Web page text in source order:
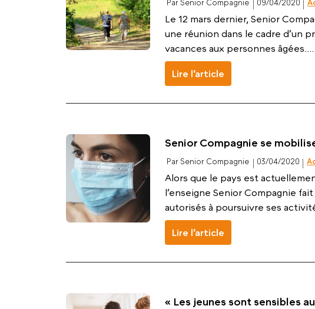
Par Senior Compagnie 09/04/2020
Le 12 mars dernier, Senior
une réunion dans le cadre d’un
vacances aux personnes âgées....
Lire l’article
Senior Compagnie se
Par Senior Compagnie 03/04/2020
Alors que le pays est
l’enseigne Senior Compagnie
autorisés à poursuivre ses
Lire l’article
« Les jeunes sont sensibles